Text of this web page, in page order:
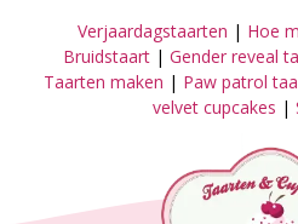
Verjaardagstaarten | Hoe
Bruidstaart| Gender reveal
Taarten maken | Paw patrol
velvet cupcakes |